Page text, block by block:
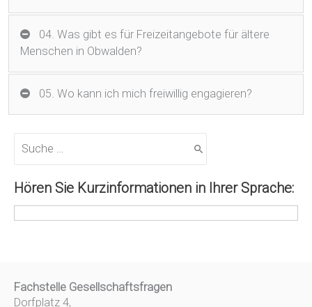
04. Was gibt es für Freizeitangebote für ältere
Menschen in Obwalden?
05. Wo kann ich mich freiwillig engagieren?
c
h
e
n
a
Hören Sie Kurzinformationen in Ihrer Sprache:
Fachstelle Gesellschaftsfragen
Dorfplatz 4,